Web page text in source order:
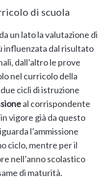
di scuola
un lato la valutazione di
influenzata dal risultato
dall’altro le prove
nel curricolo della
cicli di istruzione
al corrispondente
vigore già da questo
l’ammissione
ciclo, mentre per il
nell’anno scolastico
di maturità.